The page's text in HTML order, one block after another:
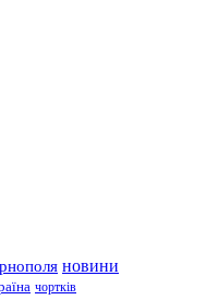
новини
чортків